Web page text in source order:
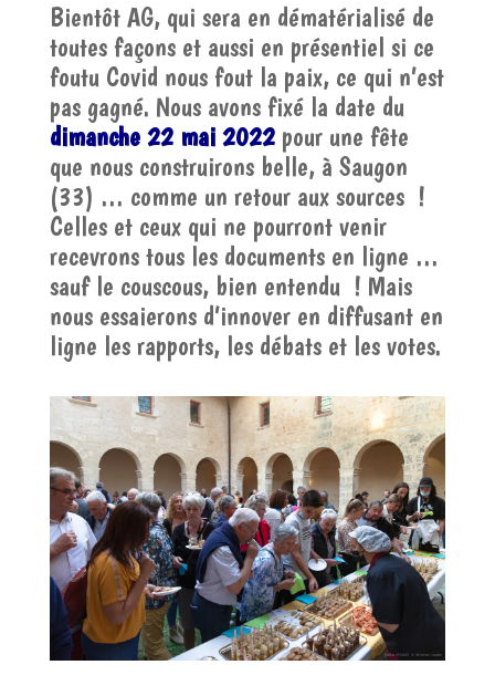
Bientôt AG, qui sera en dématérialisé de
toutes façons et aussi en présentiel si ce
foutu Covid nous fout la paix, ce qui n’est
pas gagné. Nous avons fixé la date du
dimanche 22 mai 2022pour une fête
que nous construirons belle, à Saugon
(33) … comme un retour aux sources !
Celles et ceux qui ne pourront venir
recevrons tous les documents en ligne …
sauf le couscous, bien entendu ! Mais
nous essaierons d’innover en diffusant en
ligne les rapports, les débats et les votes.